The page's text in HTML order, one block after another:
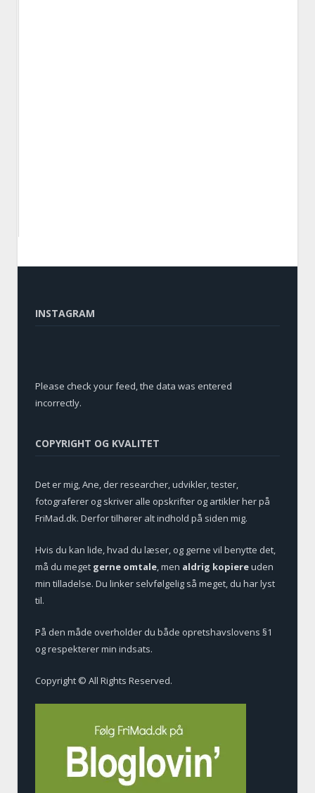
INSTAGRAM
Please check your feed, the data was entered
incorrectly.
COPYRIGHT OG KVALITET
Det er mig, Ane, der researcher, udvikler, tester,
fotograferer og skriver alle opskrifter og artikler her på
FriMad.dk. Derfor tilhører alt indhold på siden mig.
Hvis du kan lide, hvad du læser, og gerne vil benytte det,
må du meget gerne omtale, men aldrig kopiereuden
min tilladelse. Du linker selvfølgelig så meget, du har lyst
til.
På den måde overholder du både opretshavslovens §1
og respekterer min indsats.
Copyright © All Rights Reserved.